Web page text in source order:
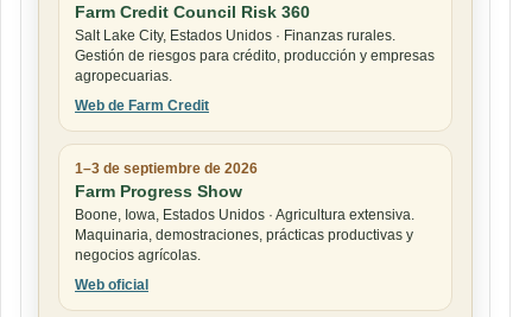
Farm Credit Council Risk 360
Salt Lake City, Estados Unidos · Finanzas rurales.
Gestión de riesgos para crédito, producción y empresas
agropecuarias.
Web de Farm Credit
1–3 de septiembre de 2026
Farm Progress Show
Boone, Iowa, Estados Unidos · Agricultura extensiva.
Maquinaria, demostraciones, prácticas productivas y
negocios agrícolas.
Web oficial